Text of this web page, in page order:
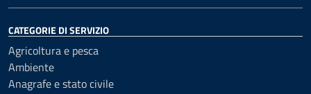
CATEGORIE DI SERVIZIO
Agricoltura e pesca
Ambiente
Anagrafe e stato civile